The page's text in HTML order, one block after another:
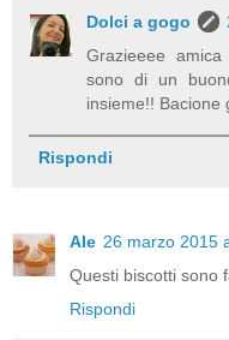
Dolci a gogo
Grazieeee
sono di un
insieme!! Bacione
Rispondi
Ale 26 marzo 2015
Questi biscotti sono
Rispondi